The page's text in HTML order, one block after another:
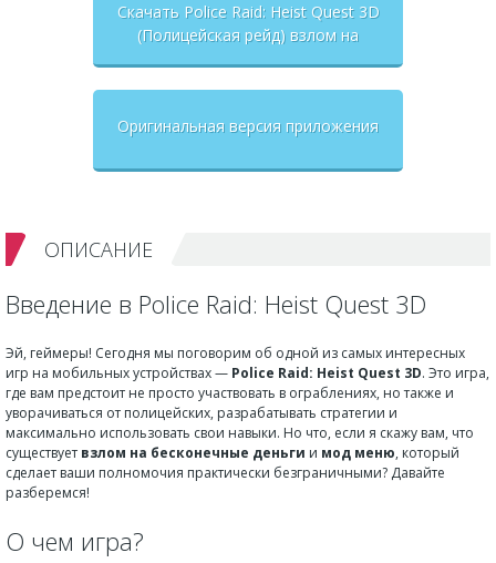
Скачать Police Raid: Heist Quest 3D
(Полицейская рейд) взлом на
Оригинальная версия приложения
ОПИСАНИЕ
Введение в Police Raid: Heist Quest 3D
Эй, геймеры! Сегодня мы поговорим об одной из самых интересных
игр на мобильных устройствах — Police Raid: Heist Quest 3D. Это игра,
где вам предстоит не просто участвовать в ограблениях, но также и
уворачиваться от полицейских, разрабатывать стратегии и
максимально использовать свои навыки. Но что, если я скажу вам, что
существует взлом на бесконечные деньги и мод меню, который
сделает ваши полномочия практически безграничными? Давайте
разберемся!
О чем игра?